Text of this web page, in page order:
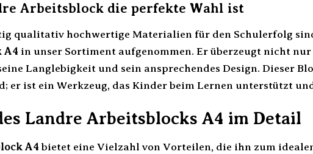
Arbeitsblock die perfekte Wahl ist
qualitativ hochwertige Materialien für den Schulerfolg
A4 in unser Sortiment aufgenommen. Er überzeugt nicht
Langlebigkeit und sein ansprechendes Design. Dieser
er ist ein Werkzeug, das Kinder beim Lernen unterstützt
Landre Arbeitsblocks A4 im Detail
A4 bietet eine Vielzahl von Vorteilen, die ihn zum